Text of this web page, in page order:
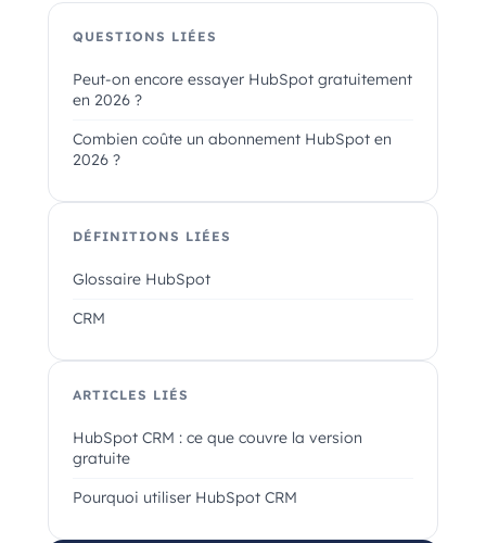
QUESTIONS LIÉES
Peut-on encore essayer HubSpot gratuitement
en 2026 ?
Combien coûte un abonnement HubSpot en
2026 ?
DÉFINITIONS LIÉES
Glossaire HubSpot
CRM
ARTICLES LIÉS
HubSpot CRM : ce que couvre la version
gratuite
Pourquoi utiliser HubSpot CRM